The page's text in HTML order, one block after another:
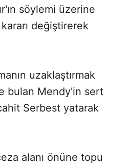
söylemi üzerine
değiştirerek
uzaklaştırmak
bulan Mendy'in sert
Serbest yatarak
alanı önüne topu